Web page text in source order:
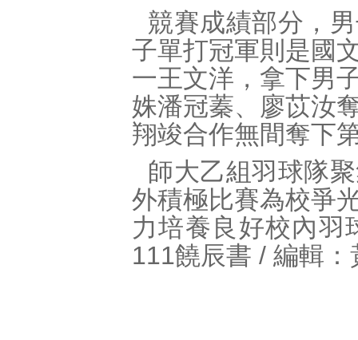
競賽成績部分，
子單打冠軍則是國
一王文洋，拿下男
姝潘冠蓁、廖苡汝
翔竣合作無間奪下
師大乙組羽球隊
外積極比賽為校爭
力培養良好校內羽
111饒辰書 / 編輯